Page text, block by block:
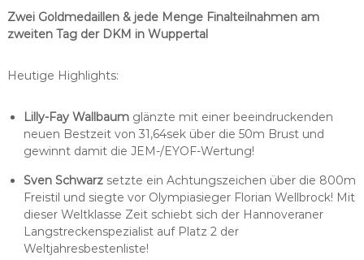
n
Zwei Goldmedaillen & jede Menge Finalteilnahmen am
zweiten Tag der DKM in Wuppertal
Heutige Highlights:
Lilly-Fay Wallbaumglänzte mit einer beeindruckenden
neuen Bestzeit von 31,64sek über die 50m Brust und
gewinnt damit die JEM-/EYOF-Wertung!
Sven Schwarzsetzte ein Achtungszeichen über die 800m
Freistil und siegte vor Olympiasieger Florian Wellbrock! Mit
dieser Weltklasse Zeit schiebt sich der Hannoveraner
Langstreckenspezialist auf Platz 2 der
Weltjahresbestenliste!